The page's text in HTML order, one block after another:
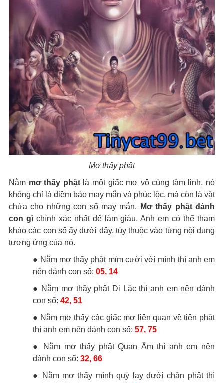
Mơ thấy phật
Nằm mơ thấy phậtlà một giấc mơ vô cùng tâm linh, nó
không chỉ là điềm báo may mắn và phúc lộc, mà còn là vật
chứa cho những con số may mắn.
Mơ thấy phật đánh
con gìchính xác nhất để làm giàu. Anh em có thể tham
khảo các con số ấy dưới đây, tùy thuộc vào từng nội dung
tương ứng của nó.
● Nằm mơ thấy phật mỉm cười với mình thì anh em
nên đánh con số: 05, 14
● Nằm mơ thầy phật Di Lặc thì anh em nên đánh
con số: 42, 51
● Nằm mơ thấy các giấc mơ liên quan về tiên phật
thì anh em nên đánh con số: 57, 75
● Nằm mơ thấy phật Quan Âm thì anh em nên
đánh con số: 32, 66
● Nằm mơ thấy mình quỳ lạy dưới chân phật thì